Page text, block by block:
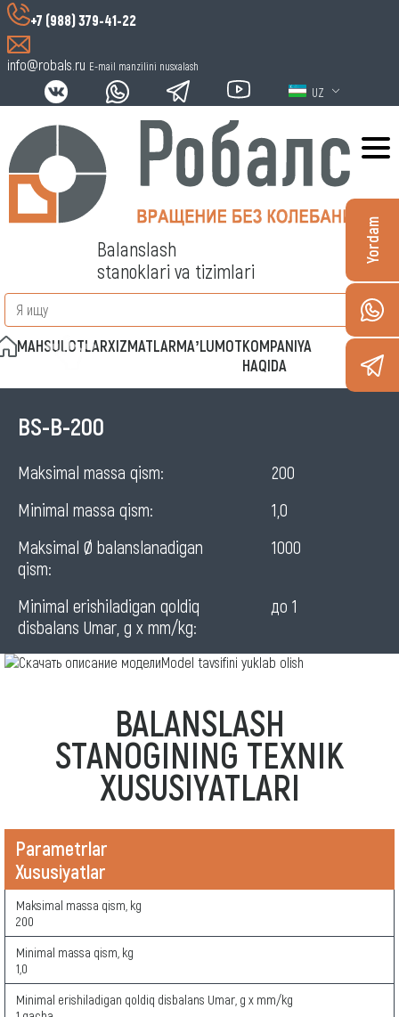
+7 (988) 379-41-22
info@robals.ru E-mail manzilini nusxalash
UZ
Balanslash
stanoklari va tizimlari
MAHSULOTLARXIZMATLARMAʼLUMOTKOMPANIYA
HAQIDA
Vertical
machine
BS-В-200
Maksimal massa qism:
200
Minimal massa qism:
1,0
Maksimal Ø balanslanadigan
qism:
1000
Minimal erishiladigan qoldiq
disbalans Umar, g x mm/kg:
до 1
Model tavsifini yuklab olish
BALANSLASH
STANOGINING TEXNIK
XUSUSIYATLARI
Parametrlar
Xususiyatlar
Maksimal massa qism, kg
200
Minimal massa qism, kg
1,0
Minimal erishiladigan qoldiq disbalans Umar, g x mm/kg
Yordam